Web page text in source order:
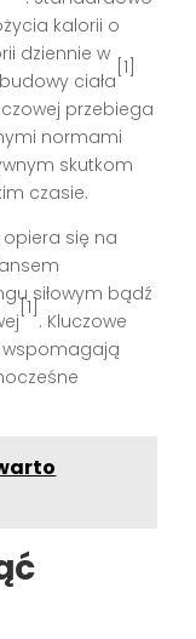
kalorii o
dziennie w
ciała
[1]
przebiega
normami
skutkom
czasie.
się na
siłowym bądź
[1]
. Kluczowe
wspomagają